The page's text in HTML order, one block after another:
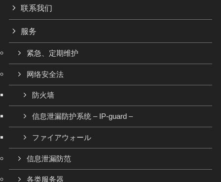
联系我们
服务
紧急、定期维护
网络安全法
防火墙
信息泄漏防护系统 – IP-guard –
ファイアウォール
信息泄漏防范
各类服务器